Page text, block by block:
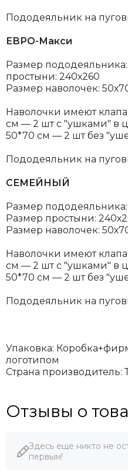
Пододеяльник на
ЕВРО-Макси
Размер
простыни: 240х260
Размер наволочек:
Наволочки имеют
см — 2 шт с "ушками" в
50*70 см — 2 шт без
Пододеяльник на
СЕМЕЙНЫЙ
Размер пододеяльника:
Размер простыни:
Размер наволочек:
Наволочки имеют
см — 2 шт с "ушками" в
50*70 см — 2 шт без
Пододеяльник на
Упаковка:
логотипом
Страна производитель:
Отзывы о
Здесь еще никто не
первым!